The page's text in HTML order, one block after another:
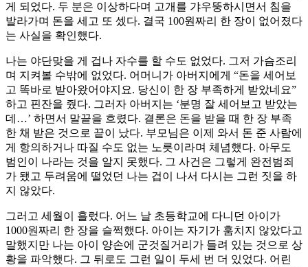
게 되었다. 두 분은 이상하다며 고개를 갸우뚱하시면서 침을
발라가며 돈을 세고 또 셌다. 결국 100원짜리 한 장이 없어졌다
는 사실을 확인했다.
나는 야단맞을 게 겁나 자수를 할 수도 없었다. 그저 가슴조리
며 지켜볼 수밖에 없었다. 어머니가 아버지에게 “돈을 세어보
고 똑바로 받아왔어야지요. 당신이 한 장 부족하게 받았네요”
하고 핀잔을 줬다. 그러자 아버지는 ‘분명 잘 세어보고 받았는
데…’ 하면서 말끝을 흐렸다. 결론은 돈을 받을 때 한 장 부족
한 채 받은 것으로 끝이 났다. 부모님은 이제 와서 돈 준 사람에
게 항의하거나 따질 수도 없는 노릇이라며 체념했다. 아무도
범인이 나라는 것을 알지 못했다. 그 사건은 그렇게 완전범죄
가 됐고 두려움에 떨었던 나는 겁이 나서 다시는 그런 짓을 하
지 않았다.
그러고 세월이 흘렀다. 어느 날 초등학교에 다니던 아이가
1000원짜리 한 장을 슬쩍했다. 아이는 자기가 훔치지 않았다고
말했지만 나는 아이 양손에 군것질거리가 들려 있는 것으로 상
황을 파악했다. 그 뒤로도 그런 일이 두세 번 더 있었다. 어린